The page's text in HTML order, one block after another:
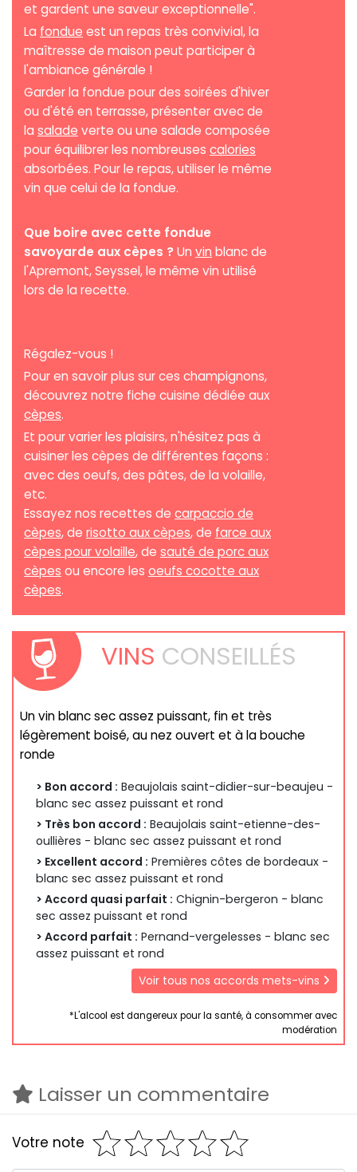
et gardent une saveur exceptionnelle".
La fondue est un repas très convivial, la
maîtresse de maison peut participer à
l'ambiance générale !
Garder la fondue pour des soirées d'hiver
ou d'été en terrasse, présenter avec de
la salade verte ou une salade composée
pour équilibrer les nombreuses calories
absorbées. Pour le repas, utiliser le même
vin que celui de la fondue.
Que boire avec cette fondue
savoyarde aux cèpes ? Un vin blanc de
l'Apremont, Seyssel, le même vin utilisé
lors de la recette.
Régalez-vous !
Pour en savoir plus sur ces champignons,
découvrez notre fiche cuisine dédiée aux
cèpes.
Et pour varier les plaisirs, n'hésitez pas à
cuisiner les cèpes de différentes façons :
avec des oeufs, des pâtes, de la volaille,
etc.
Essayez nos recettes de carpaccio de
cèpes, de risotto aux cèpes, de farce aux
cèpes pour volaille, de sauté de porc aux
cèpes ou encore les oeufs cocotte aux
cèpes.
VINS CONSEILLÉS
Un vin blanc sec assez puissant, fin et très
légèrement boisé, au nez ouvert et à la bouche
ronde
> Bon accord : Beaujolais saint-didier-sur-beaujeu -
blanc sec assez puissant et rond
> Très bon accord : Beaujolais saint-etienne-des-
oullières - blanc sec assez puissant et rond
> Excellent accord : Premières côtes de bordeaux -
blanc sec assez puissant et rond
> Accord quasi parfait : Chignin-bergeron - blanc
sec assez puissant et rond
> Accord parfait : Pernand-vergelesses - blanc sec
assez puissant et rond
Voir tous nos accords mets-vins
*L'alcool est dangereux pour la santé, à consommer avec
modération
Laisser un commentaire
Votre note